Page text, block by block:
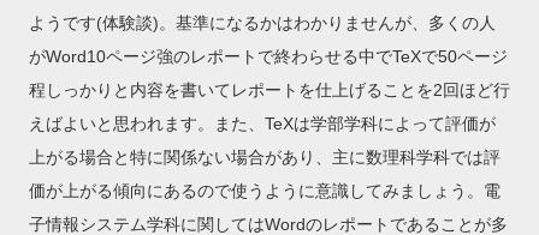
ようです(体験談)。基準になるかはわかりませんが、多くの人
がWord10ページ強のレポートで終わらせる中でTeXで50ページ
程しっかりと内容を書いてレポートを仕上げることを2回ほど行
えばよいと思われます。また、TeXは学部学科によって評価が
上がる場合と特に関係ない場合があり、主に数理科学科では評
価が上がる傾向にあるので使うように意識してみましょう。電
子情報システム学科に関してはWordのレポートであることが多